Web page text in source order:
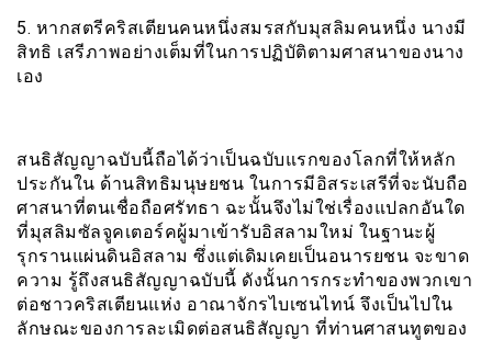
5. หากสตรีคริสเตียนคนหนึ่งสมรสกับมุสลิมคนหนึ่ง นางมี
สิทธิ เสรีภาพอย่างเต็มที่ในการปฏิบัติตามศาสนาของนาง
เอง
สนธิสัญญาฉบับนี้ถือได้ว่าเป็นฉบับแรกของโลกที่ให้หลัก
ประกันใน ด้านสิทธิมนุษยชน ในการมีอิสระเสรีที่จะนับถือ
ศาสนาที่ตนเชื่อถือศรัทธา ฉะนั้นจึงไม่ใช่เรื่องแปลกอันใด
ที่มุสลิมซัลจูคเตอร์คผู้มาเข้ารับอิสลามใหม่ ในฐานะผู้
รุกรานแผ่นดินอิสลาม ซึ่งแต่เดิมเคยเป็นอนารยชน จะขาด
ความ รู้ถึงสนธิสัญญาฉบับนี้ ดังนั้นการกระทำของพวกเขา
ต่อชาวคริสเตียนแห่ง อาณาจักรไบเซนไทน์ จึงเป็นไปใน
ลักษณะของการละเมิดต่อสนธิสัญญา ที่ท่านศาสนทูตของ